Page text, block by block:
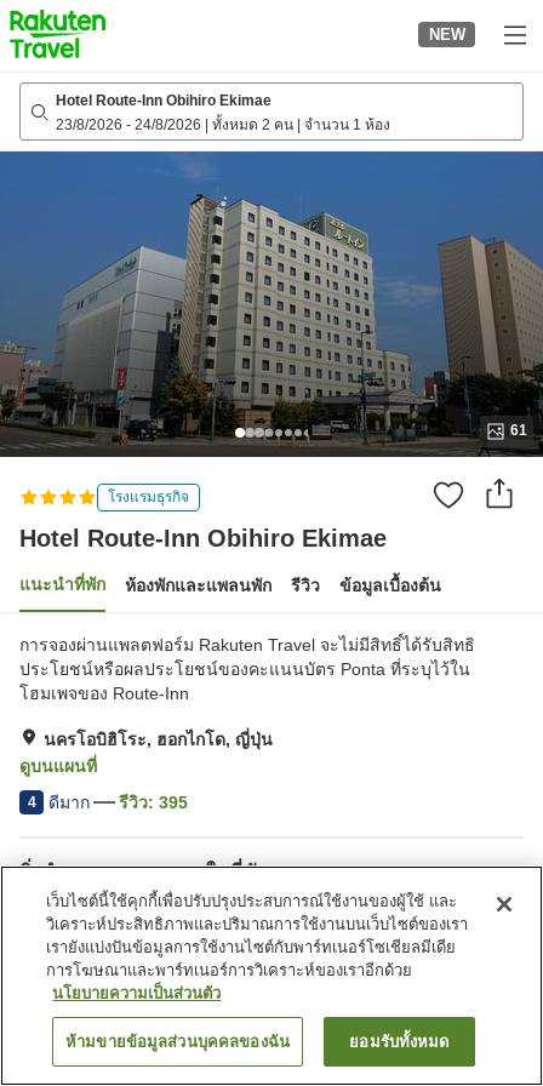
to
top
page
NEW
Hotel Route-Inn Obihiro Ekimae
23/8/2026 - 24/8/2026 ทั้งหมด 2 คน จำนวน 1 ห้อง
61
โรงแรมธุรกิจ
Hotel Route-Inn Obihiro Ekimae
แนะนำที่พัก ห้องพักและแพลนพัก รีวิว ข้อมูลเบื้องต้น
การจองผ่านแพลตฟอร์ม Rakuten Travel จะไม่มีสิทธิ์ได้รับสิทธิ
ประโยชน์หรือผลประโยชน์ของคะแนนบัตร Ponta ที่ระบุไว้ใน
โฮมเพจของ Route-Inn
นครโอบิฮิโระ, ฮอกไกโด, ญี่ปุ่น
ดูบนแผนที่
4 ดีมาก รีวิว: 395
สิ่งอำนวยความสะดวกในที่พัก
ที่จอดรถ
ซาวน่า
สปา/บิวตี้ซาลอน
ร้านอาหาร
หน้าแรก ญี่ปุ่น ฮอกไกโด
Hotel Route-Inn Obihiro Ekimae
ค้นหาห้องพัก
เว็บไซต์นี้ใช้คุกกี้เพื่อปรับปรุงประสบการณ์ใช้งานของผู้ใช้ และ
วิเคราะห์ประสิทธิภาพและปริมาณการใช้งานบนเว็บไซต์ของเรา
เรายังแบ่งปันข้อมูลการใช้งานไซต์กับพาร์ทเนอร์โซเชียลมีเดีย
การโฆษณาและพาร์ทเนอร์การวิเคราะห์ของเราอีกด้วย
นโยบายความเป็นส่วนตัว
ห้ามขายข้อมูลส่วนบุคคลของฉัน ยอมรับทั้งหมด